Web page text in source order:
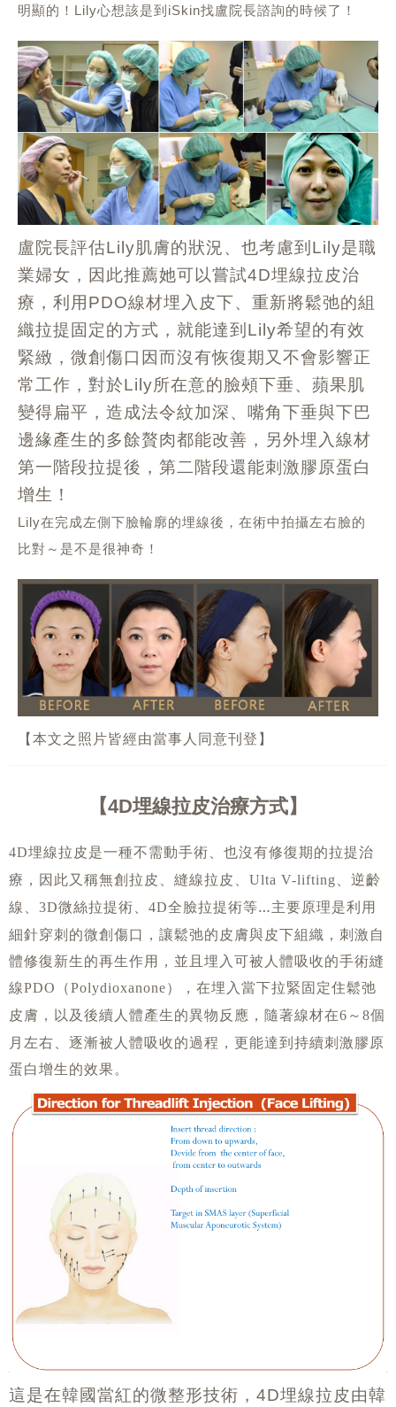
明顯的！ Lily心想該是到 iSkin找盧院長諮詢的時候了！
盧院長評估Lily肌膚的狀況、也考慮到Lily是職
業婦女，因此推薦她可以嘗試4D埋線拉皮治
療，利用PDO線材埋入皮下、重新將鬆弛的組
織拉提固定的方式，就能達到Lily希望的有效
緊緻，微創傷口因而沒有恢復期又不會影響正
常工作，對於Lily所在意的臉頰下垂、蘋果肌
變得扁平，造成法令紋加深、嘴角下垂與下巴
邊緣產生的多餘贅肉都能改善，另外埋入線材
第一階段拉提後，第二階段還能刺激膠原蛋白
增生！
Lily在完成左側下臉輪廓的埋線後，在術中拍攝左右臉的
比對～是不是很神奇！
【本文之照片皆經由當事人同意刊登】
4D埋線拉皮治療方式
4D埋線拉皮是一種不需動手術、也沒有修復期的拉提治
療，因此又稱無創拉皮、縫線拉皮、
Ulta V-lifting 、逆齡
線、
3D微絲拉提術、 4D全臉拉提術等…主要原理是利用
細針穿刺的微創傷口，讓鬆弛的皮膚與皮下組織，刺激自
體修復新生的再生作用，並且埋入可被人體吸收的手術縫
線PDO （Polydioxanone），在埋入當下拉緊固定住鬆弛
皮膚，以及後續人體產生的異物反應，隨著線材在6 ～ 8個
月左右、逐漸被人體吸收的過程，更能達到持續刺激膠原
蛋白增生的效果。
這是在韓國當紅的微整形技術， 4D埋線拉皮由韓